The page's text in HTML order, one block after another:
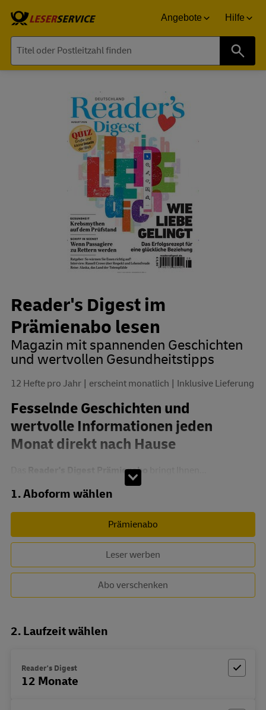
Angebote Hilfe
Reader's Digest im
Prämienabo lesen
Magazin mit spannenden Geschichten
und wertvollen Gesundheitstipps
12 Hefte pro Jahr erscheint monatlich Inklusive Lieferung
Fesselnde Geschichten und
wertvolle Informationen jeden
Monat direkt nach Hause
Reader's Digest Prämienabo
Abo zusammenstellen
1. Aboform wählen
Prämienabo
Leser werben
Abo verschenken
2. Laufzeit wählen
Reader's Digest
12 Monate